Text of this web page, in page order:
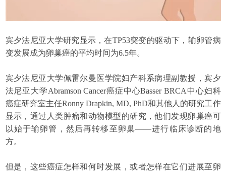
宾夕法尼亚大学研究显示，在TP53突变的驱动下，输卵管病
变发展成为卵巢癌的平均时间为6.5年。
宾夕法尼亚大学佩雷尔曼医学院妇产科系病理副教授，宾夕
法尼亚大学Abramson Cancer癌症中心Basser BRCA中心妇科
癌症研究室主任Ronny Drapkin, MD, PhD和其他人的研究工作
显示，通过人类肿瘤和动物模型的研究，他们发现卵巢癌可
以始于输卵管，然后再转移至卵巢——进行临床诊断的地
方。
但是，这些癌症怎样和何时发展，或者怎样在它们进展至卵